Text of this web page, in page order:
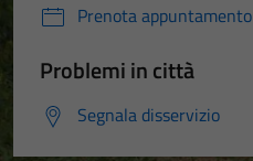
Prenota appuntamento
Problemi in città
Segnala disservizio